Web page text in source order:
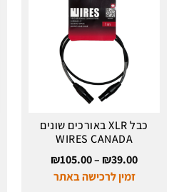
כבל XLR באורכים שונים
WIRES CANADA
₪39.00
–
₪105.00
זמין לרכישה באתר